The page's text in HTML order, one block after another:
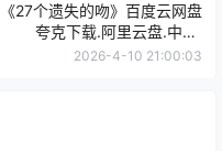
《27个遗失的吻》百度云网盘
夸克下载.阿里云盘.中字.
(2001)
2026-4-10 21:00:03